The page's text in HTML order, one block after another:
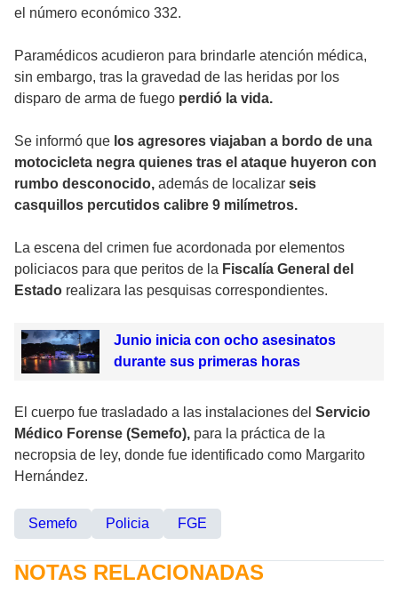
el número económico 332.
Paramédicos acudieron para brindarle atención médica,
sin embargo, tras la gravedad de las heridas por los
disparo de arma de fuego perdió la vida.
Se informó que los agresores viajaban a bordo de una
motocicleta negra quienes tras el ataque huyeron con
rumbo desconocido, además de localizar seis
casquillos percutidos calibre 9 milímetros.
La escena del crimen fue acordonada por elementos
policiacos para que peritos de la Fiscalía General del
Estado realizara las pesquisas correspondientes.
Junio inicia con ocho asesinatos
durante sus primeras horas
El cuerpo fue trasladado a las instalaciones del Servicio
Médico Forense (Semefo), para la práctica de la
necropsia de ley, donde fue identificado como Margarito
Hernández.
Semefo Policia FGE
NOTAS RELACIONADAS